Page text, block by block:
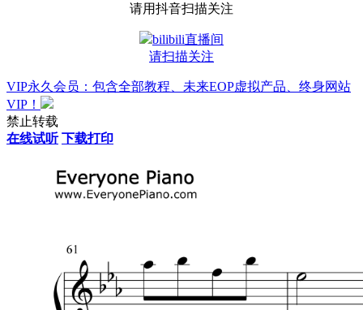
请用抖音扫描关注
bilibili直播间
请扫描关注
VIP永久会员：包含全部教程、未来EOP虚拟产品、终身网站
VIP！
禁止转载
在线试听 下载打印